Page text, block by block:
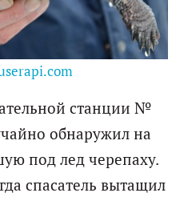
станции №
обнаружил на
под лед черепаху.
спасатель вытащил